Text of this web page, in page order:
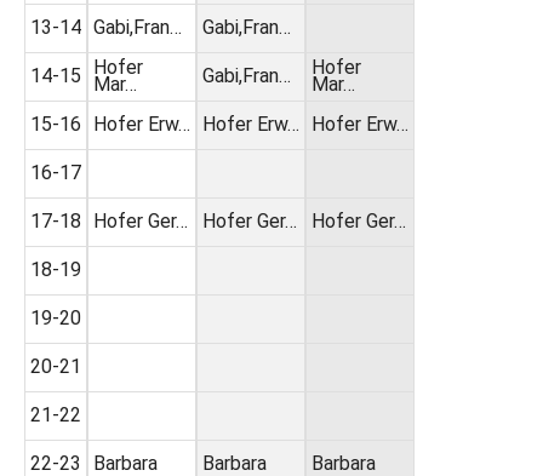
13-14
14-15
15-16
16-17
17-18
18-19
19-20
20-21
21-22
22-23
Gabi,Fran…
Hofer
Mar…
Hofer Erw…
Hofer Ger…
Barbara
Gabi,Fran…
Gabi,Fran…
Hofer Erw…
Hofer Ger…
Barbara
Hofer
Mar…
Hofer Erw…
Hofer Ger…
Barbara